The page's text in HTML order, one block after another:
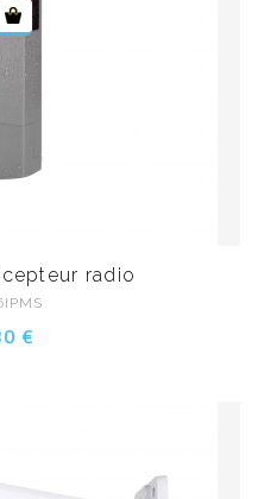
radio
€